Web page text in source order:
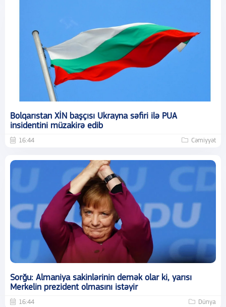
Bolqarıstan XİN başçısı Ukrayna səfiri ilə PUA
insidentini müzakirə edib
16:44 Cəmiyyət
Sorğu: Almaniya sakinlərinin demək olar ki, yarısı
Merkelin prezident olmasını istəyir
16:44 Dünya